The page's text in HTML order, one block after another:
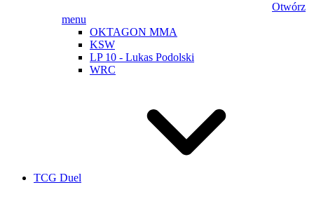
Otwórz
menu
OKTAGON MMA
KSW
LP 10 - Lukas Podolski
WRC
TCG Duel